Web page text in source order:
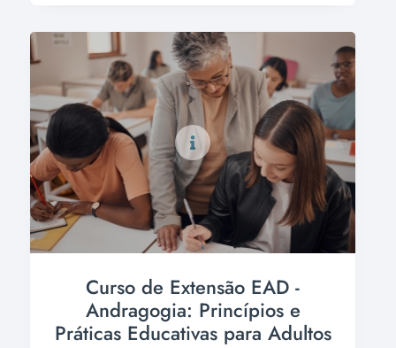
Curso de Extensão EAD -
Andragogia: Princípios e
Práticas Educativas para Adultos